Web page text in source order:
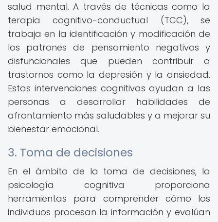
salud mental. A través de técnicas como la
terapia cognitivo-conductual (TCC), se
trabaja en la identificación y modificación de
los patrones de pensamiento negativos y
disfuncionales que pueden contribuir a
trastornos como la depresión y la ansiedad.
Estas intervenciones cognitivas ayudan a las
personas a desarrollar habilidades de
afrontamiento más saludables y a mejorar su
bienestar emocional.
3. Toma de decisiones
En el ámbito de la toma de decisiones, la
psicología cognitiva proporciona
herramientas para comprender cómo los
individuos procesan la información y evalúan